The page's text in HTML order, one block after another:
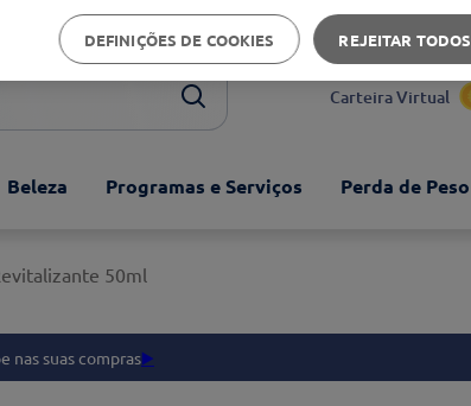
Carteira Virtual
Beleza Programas e Serviços Perda de Peso
50ml
nas suas compras▶️
DEFINIÇÕES DE COOKIES REJEITAR TODOS